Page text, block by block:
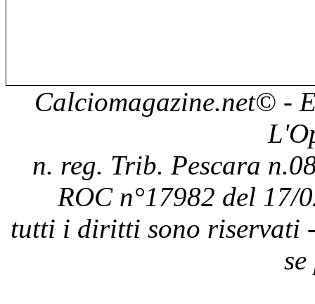
Calciomagazine.net© -
n. reg. Trib. Pescara
ROC n°17982 del 17/
tutti i diritti sono riservati